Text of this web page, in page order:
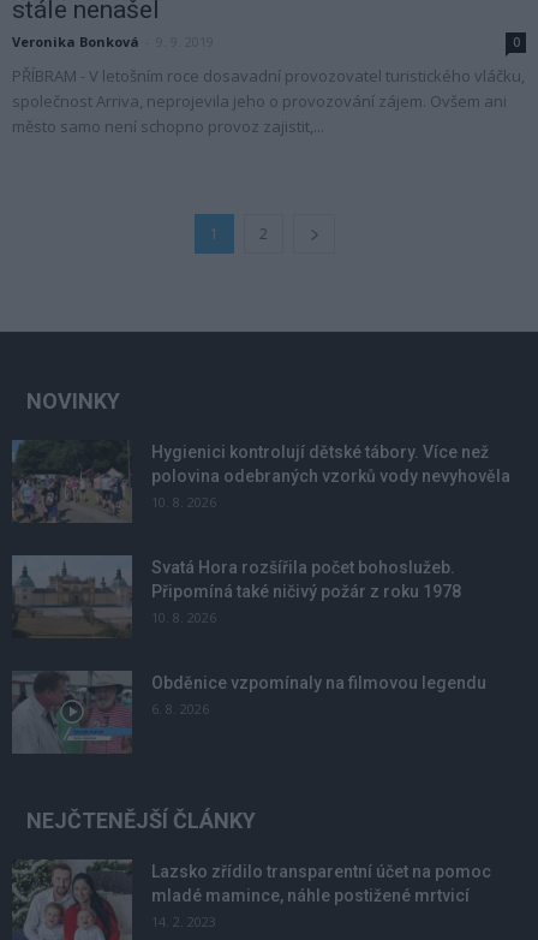
stále nenašel
Veronika Bonková 0
PŘÍBRAM - V letošním roce dosavadní provozovatel turistického vláčku,
společnost Arriva, neprojevila jeho o provozování zájem. Ovšem ani
město samo není schopno provoz zajistit,...
1 2
NOVINKY
Hygienici kontrolují dětské tábory. Více než
polovina odebraných vzorků vody nevyhověla
10. 8. 2026
Svatá Hora rozšířila počet bohoslužeb.
Připomíná také ničivý požár z roku 1978
10. 8. 2026
Obděnice vzpomínaly na filmovou legendu
6. 8. 2026
NEJČTENĚJŠÍ ČLÁNKY
Lazsko zřídilo transparentní účet na pomoc
mladé mamince, náhle postižené mrtvicí
14. 2. 2023